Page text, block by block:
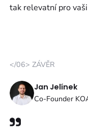
tak relevatní pro
</06> ZÁVĚR
Jan Jelínek
Co-Founder